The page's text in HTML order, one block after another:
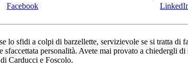
Facebook
lo sfidi a colpi di barzellette, servizievole se si tratta di
sfaccettata personalità. Avete mai provato a chiedergli
Carducci e Foscolo.